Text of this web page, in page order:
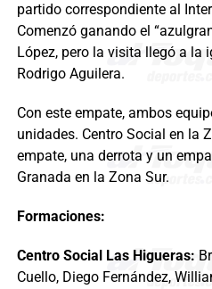
partido correspondiente al
Comenzó ganando el
López, pero la visita llegó a la
Rodrigo Aguilera.
Con este empate, ambos
unidades. Centro Social en la
empate, una derrota y un
Granada en la Zona Sur.
Formaciones:
Centro Social Las Higueras:
Cuello, Diego Fernández,